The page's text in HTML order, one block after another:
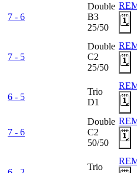
7 - 6
Double
B3
25/50
🗓️
7 - 5
Double
C2
25/50
🗓️
6 - 5
Trio
D1
🗓️
7 - 6
Double
C2
50/50
🗓️
Trio